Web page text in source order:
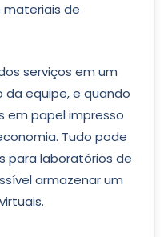
de
serviços em um
equipe, e quando
em papel impresso
Tudo pode
para laboratórios de
armazenar um